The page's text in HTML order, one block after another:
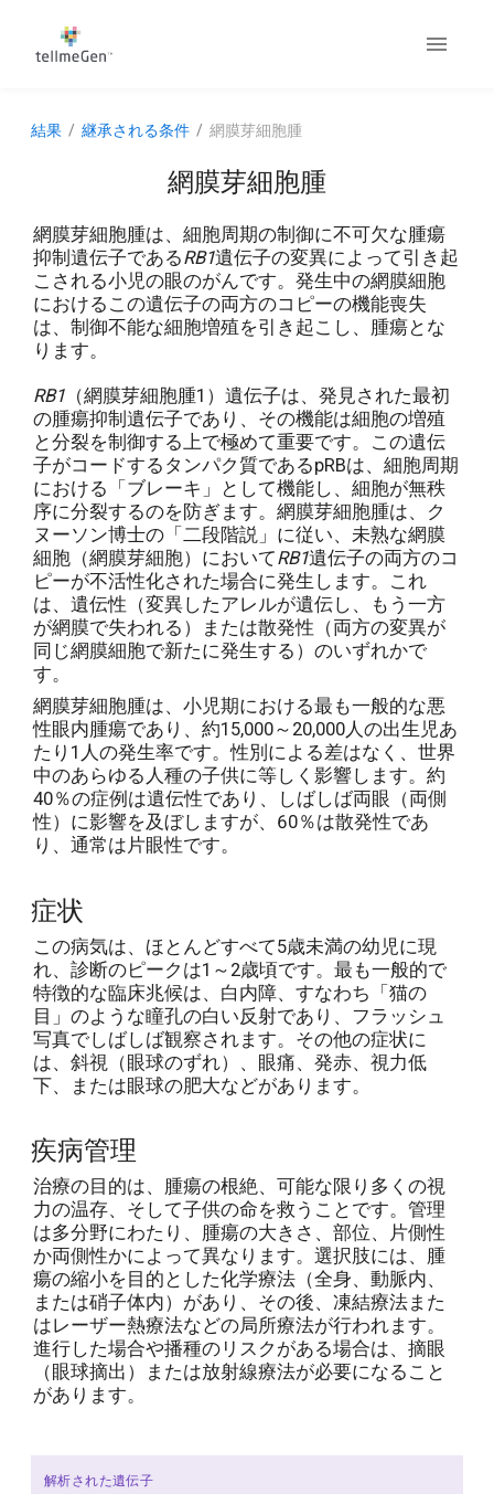
結果 継承される条件 網膜芽細胞腫
網膜芽細胞腫
網膜芽細胞腫は、細胞周期の制御に不可欠な腫瘍
抑制遺伝子であるRB1遺伝子の変異によって引き起
こされる小児の眼のがんです。発生中の網膜細胞
におけるこの遺伝子の両方のコピーの機能喪失
は、制御不能な細胞増殖を引き起こし、腫瘍とな
ります。
RB1 （網膜芽細胞腫1）遺伝子は、発見された最初
の腫瘍抑制遺伝子であり、その機能は細胞の増殖
と分裂を制御する上で極めて重要です。この遺伝
子がコードするタンパク質であるpRBは、細胞周期
における「ブレーキ」として機能し、細胞が無秩
序に分裂するのを防ぎます。網膜芽細胞腫は、ク
ヌーソン博士の「二段階説」に従い、未熟な網膜
細胞（網膜芽細胞）においてRB1遺伝子の両方のコ
ピーが不活性化された場合に発生します。これ
は、遺伝性（変異したアレルが遺伝し、もう一方
が網膜で失われる）または散発性（両方の変異が
同じ網膜細胞で新たに発生する）のいずれかで
す。
網膜芽細胞腫は、小児期における最も一般的な悪
性眼内腫瘍であり、約15,000～20,000人の出生児あ
たり1人の発生率です。性別による差はなく、世界
中のあらゆる人種の子供に等しく影響します。約
40％の症例は遺伝性であり、しばしば両眼（両側
性）に影響を及ぼしますが、60％は散発性であ
り、通常は片眼性です。
症状
この病気は、ほとんどすべて5歳未満の幼児に現
れ、診断のピークは1～2歳頃です。最も一般的で
特徴的な臨床兆候は、白内障、すなわち「猫の
目」のような瞳孔の白い反射であり、フラッシュ
写真でしばしば観察されます。その他の症状に
は、斜視（眼球のずれ）、眼痛、発赤、視力低
下、または眼球の肥大などがあります。
疾病管理
治療の目的は、腫瘍の根絶、可能な限り多くの視
力の温存、そして子供の命を救うことです。管理
は多分野にわたり、腫瘍の大きさ、部位、片側性
か両側性かによって異なります。選択肢には、腫
瘍の縮小を目的とした化学療法（全身、動脈内、
または硝子体内）があり、その後、凍結療法また
はレーザー熱療法などの局所療法が行われます。
進行した場合や播種のリスクがある場合は、摘眼
（眼球摘出）または放射線療法が必要になること
があります。
解析された遺伝子